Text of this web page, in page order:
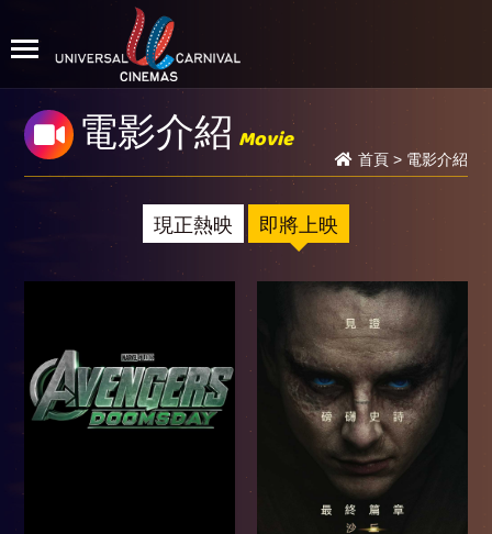
電影介紹 Movie
首頁> 電影介紹
現正熱映 即將上映